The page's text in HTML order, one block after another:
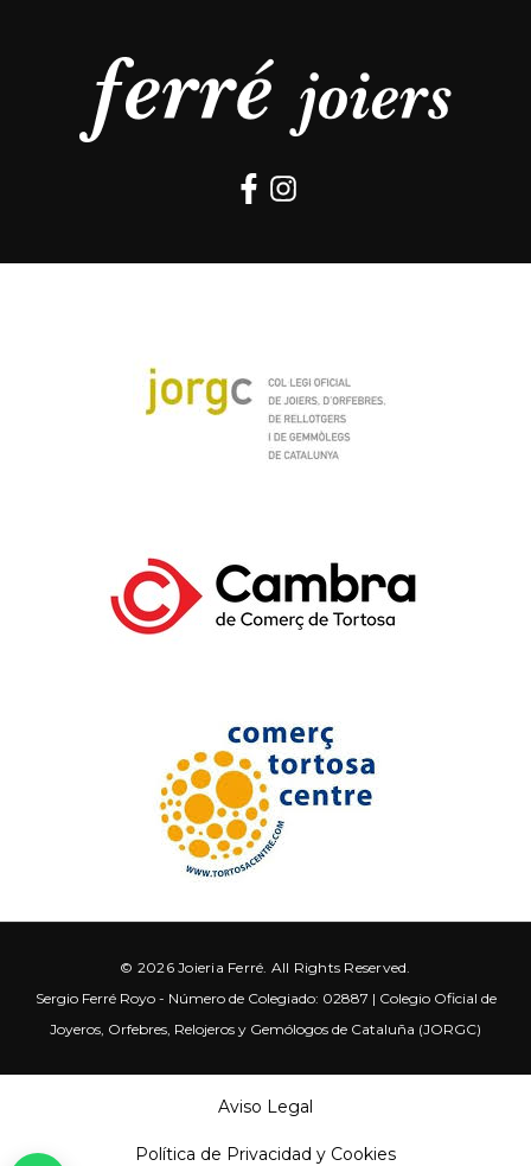
© 2026 Joieria Ferré. All Rights Reserved.
Sergio Ferré Royo - Número de Colegiado: 02887 | Colegio Oficial de
Joyeros, Orfebres, Relojeros y Gemólogos de Cataluña (JORGC)
Aviso Legal
Política de Privacidad y Cookies